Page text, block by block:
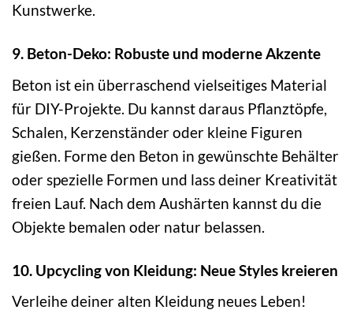
Kunstwerke.
9. Beton-Deko: Robuste und moderne Akzente
Beton ist ein überraschend vielseitiges Material
für DIY-Projekte. Du kannst daraus Pflanztöpfe,
Schalen, Kerzenständer oder kleine Figuren
gießen. Forme den Beton in gewünschte Behälter
oder spezielle Formen und lass deiner Kreativität
freien Lauf. Nach dem Aushärten kannst du die
Objekte bemalen oder natur belassen.
10. Upcycling von Kleidung: Neue Styles kreieren
Verleihe deiner alten Kleidung neues Leben!